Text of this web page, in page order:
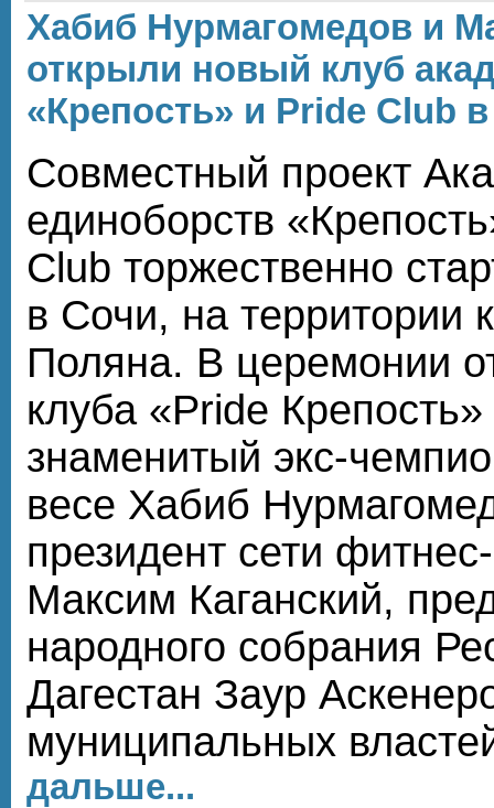
Хабиб Нурмагомедов и
открыли новый клуб
«Крепость» и Pride Club
Совместный проект
единоборств
Club торжественно
в Сочи, на территории
Поляна. В церемонии
клуба «Pride
знаменитый экс-
весе Хабиб
президент сети
Максим Каганский,
народного собрания
Дагестан Заур
муниципальных
дальше...